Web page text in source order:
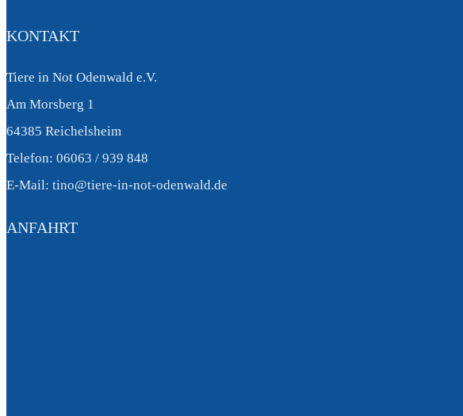
KONTAKT
Tiere in Not Odenwald e.V.
Am Morsberg 1
64385 Reichelsheim
Telefon: 06063 / 939 848
E-Mail: tino@tiere-in-not-odenwald.de
ANFAHRT